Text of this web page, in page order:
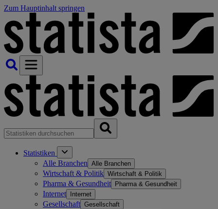
Zum Hauptinhalt springen
Statistiken
Alle Branchen Alle Branchen
Wirtschaft & Politik Wirtschaft & Politik
Pharma & Gesundheit Pharma & Gesundheit
Internet Internet
Gesellschaft Gesellschaft